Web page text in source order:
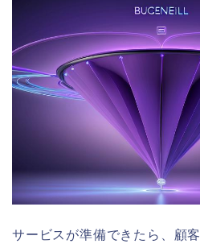
サービスが準備できたら、顧